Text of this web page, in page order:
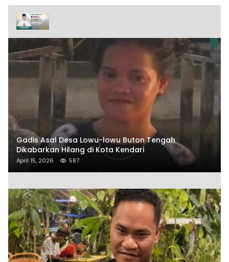
Gadis Asal Desa Lowu-lowu Buton Tengah
Dikabarkan Hilang di Kota Kendari
April 15, 2026 587